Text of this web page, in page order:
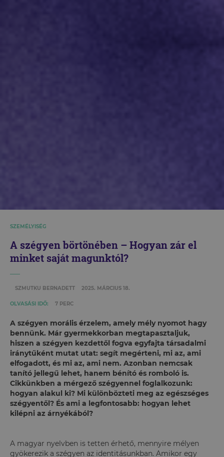
SZEMÉLYISÉG
A szégyen börtönében – Hogyan zár el
minket saját magunktól?
SZMUTKU BERNADETT 2025. MÁRCIUS 18.
OLVASÁSI IDŐ: 7 PERC
A szégyen morális érzelem, amely mély nyomot hagy
bennünk. Már gyermekkorban megtapasztaljuk,
hiszen a szégyen kezdettől fogva egyfajta társadalmi
iránytűként mutat utat: segít megérteni, mi az, ami
elfogadott, és mi az, ami nem. Azonban nemcsak
tanító jellegű lehet, hanem bénító és romboló is.
Cikkünkben a mérgező szégyennel foglalkozunk:
hogyan alakul ki? Mi különbözteti meg az egészséges
szégyentől? És ami a legfontosabb: hogyan lehet
kilépni az árnyékából?
A magyar nyelvben is tetten érhető, mennyire mélyen
gyökerezik a szégyen az identitásunkban. Amikor egy